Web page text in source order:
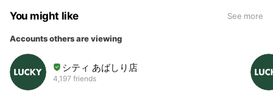
You might like See more
Accounts others are viewing
シティ あばしり店
4,197 friends